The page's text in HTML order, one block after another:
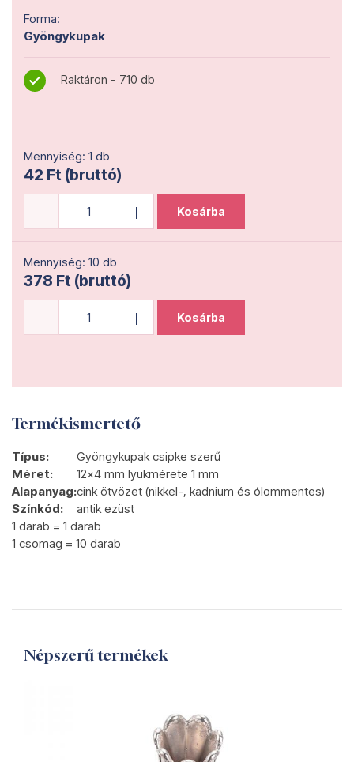
Forma:
Gyöngykupak
Raktáron - 710 db
Mennyiség: 1 db
42 Ft (bruttó)
Kosárba
Mennyiség: 10 db
378 Ft (bruttó)
Kosárba
Termékismertető
Típus:
Gyöngykupak csipke szerű
Méret:
12x4 mm lyukmérete 1 mm
Alapanyag:cink ötvözet (nikkel-, kadnium és ólommentes)
Színkód:
antik ezüst
1 darab = 1 darab
1 csomag = 10 darab
Népszerű termékek